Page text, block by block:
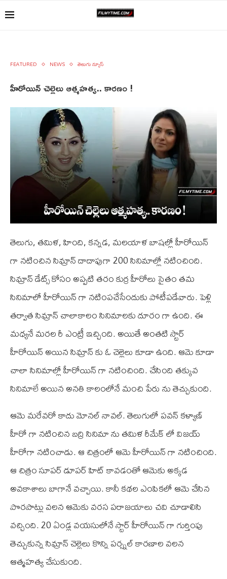
FEATURED NEWS తెలుగు న్యూస్
హీరోయిన్ చెల్లెలు ఆత్మహత్య.. కారణం !
తెలుగు, తమిళ, హింది, కన్నడ, మలయాళ బాషల్లో హీరోయిన్
గా నటించిన సిమ్రాన్ దాదాపుగా 200 సినిమాల్లో నటించింది.
సిమ్రాన్ డేట్స్ కోసం అప్పటి తరం కుర్ర హీరోలు సైతం తమ
సినిమాలో హీరోయిన్ గా నటింపచేసేందుకు పోటీపడేవారు. పెళ్లి
తర్వాత సిమ్రాన్ చాలాకాలం సినిమాలకు దూరం గా ఉంది. ఈ
మధ్యనే మరల రీ ఎంట్రీ ఇచ్చింది. అయితే అంతటి స్టార్
హీరోయిన్ అయిన సిమ్రాన్ కు ఓ చెల్లెలు కూడా ఉంది. ఆమె కూడా
చాలా సినిమాల్లో హీరోయిన్ గా నటించింది. చేసింది తక్కువ
సినిమాలే అయిన అనతి కాలంలోనే మంచి పేరు ను తెచ్చుకుంది.
ఆమె మరేవరో కాదు మోనల్ నావల్. తెలుగులో పవన్ కళ్యాణ్
హీరో గా నటించిన బద్రి సినిమా ను తమిళ రీమేక్ లో విజయ్
హీరోగా నటించాడు. ఆ చిత్రంలో ఆమె హీరోయిన్ గా నటించింది.
ఆ చిత్రం సూపర్ డూపర్ హిట్ కావడంతో ఆమెకు అక్కడ
అవకాశాలు బాగానే వచ్చాయి. కానీ కథల ఎంపికలో ఆమె చేసిన
పొరపాట్లు వలన ఆమెకు వరస పరాజయాలు చవి చూడాలిసి
వచ్చింది. 20 ఏండ్ల వయసులోనే స్టార్ హీరోయిన్ గా గుర్తింపు
తెచ్చుకున్న సిమ్రాన్ చెల్లెలు కొన్ని పర్స్నల్ కారణాల వలన
ఆత్మహత్య చేసుకుంది.